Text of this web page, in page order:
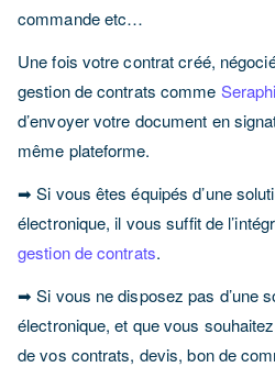
commande etc…
Une fois votre contrat créé,
gestion de contrats comme
d’envoyer votre document en
même plateforme.
➡ Si vous êtes équipés d’une
électronique, il vous suffit de
gestion de contrats.
➡ Si vous ne disposez pas d’une
électronique, et que vous
de vos contrats, devis, bon de